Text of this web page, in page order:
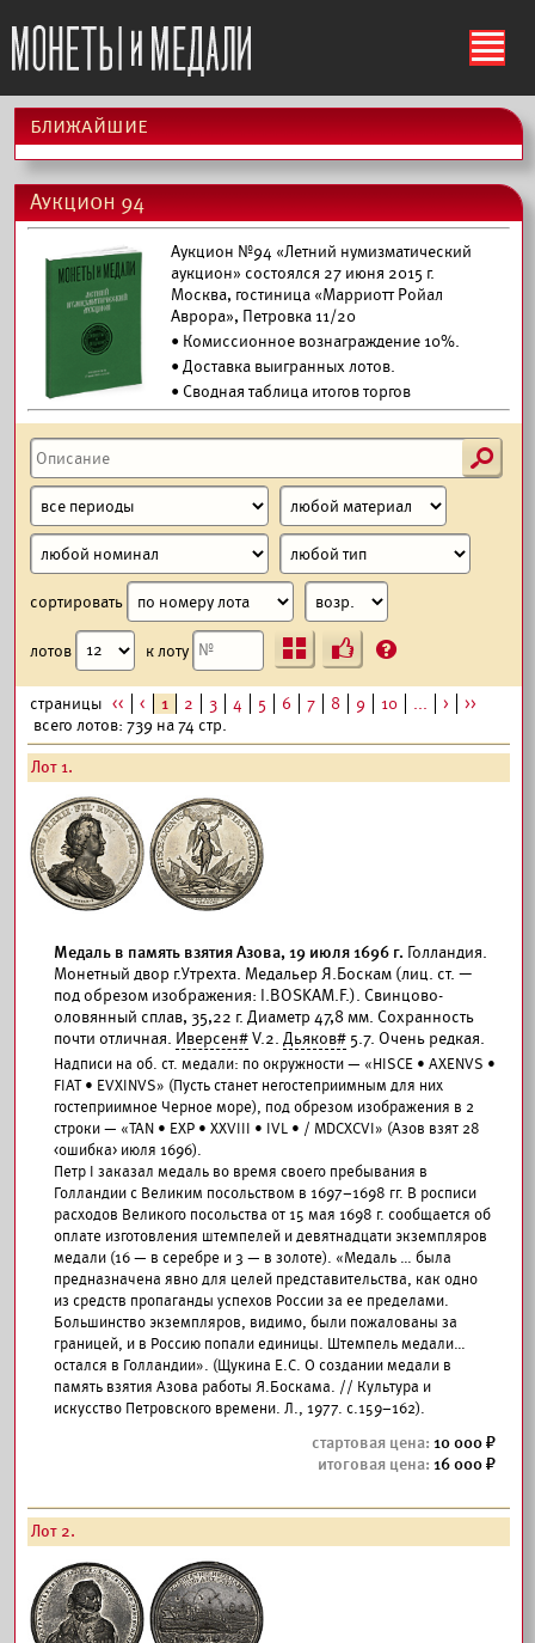
ś
ближайшие
Аукцион 94
Аукцион №94 «Летний нумизматический
аукцион» состоялся 27 июня 2015 г.
Москва, гостиница «Марриотт Ройал
Аврора», Петровка 11/20
• Комиссионное вознаграждение 10%.
• Доставка выигранных лотов.
• Сводная таблица итогов торгов
s
сортировать
лотов к лоту Ъ ?
страницы << < 1 2 3 4 5 6 7 8 9 10 ... >
>>
всего лотов: 739 на 74 стр.
Лот 1.
Медаль в память взятия Азова, 19 июля 1696 г. Голландия.
Монетный двор г.Утрехта. Медальер Я.Боскам (лиц. ст. —
под обрезом изображения: I.BOSKAM.F.). Свинцово-
оловянный сплав, 35,22 г. Диаметр 47,8 мм. Сохранность
почти отличная. Иверсен#V.2. Дьяков# 5.7. Очень редкая.
Надписи на об. ст. медали: по окружности — «HISCE • AXENVS •
FIAT • EVXINVS» (Пусть станет негостеприимным для них
гостеприимное Черное море), под обрезом изображения в 2
строки — «TAN • EXP • XXVIII • IVL • / MDCXCVI» (Азов взят 28
<ошибка> июля 1696).
Петр I заказал медаль во время своего пребывания в
Голландии с Великим посольством в 1697–1698 гг. В росписи
расходов Великого посольства от 15 мая 1698 г. сообщается об
оплате изготовления штемпелей и девятнадцати экземпляров
медали (16 — в серебре и 3 — в золоте). «Медаль … была
предназначена явно для целей представительства, как одно
из средств пропаганды успехов России за ее пределами.
Большинство экземпляров, видимо, были пожалованы за
границей, и в Россию попали единицы. Штемпель медали…
остался в Голландии». (Щукина Е.С. О создании медали в
память взятия Азова работы Я.Боскама. // Культура и
искусство Петровского времени. Л., 1977. с.159–162).
10 000
16 000
Лот 2.